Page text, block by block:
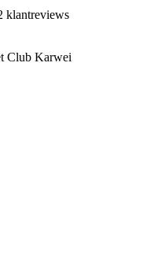
klantreviews
Club Karwei